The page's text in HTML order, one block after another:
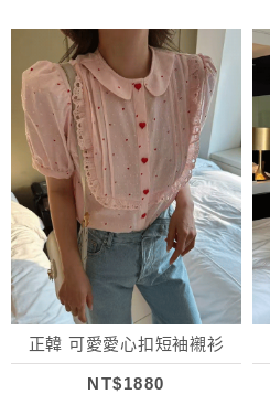
正韓 可愛愛心扣短袖襯衫
NT$1880